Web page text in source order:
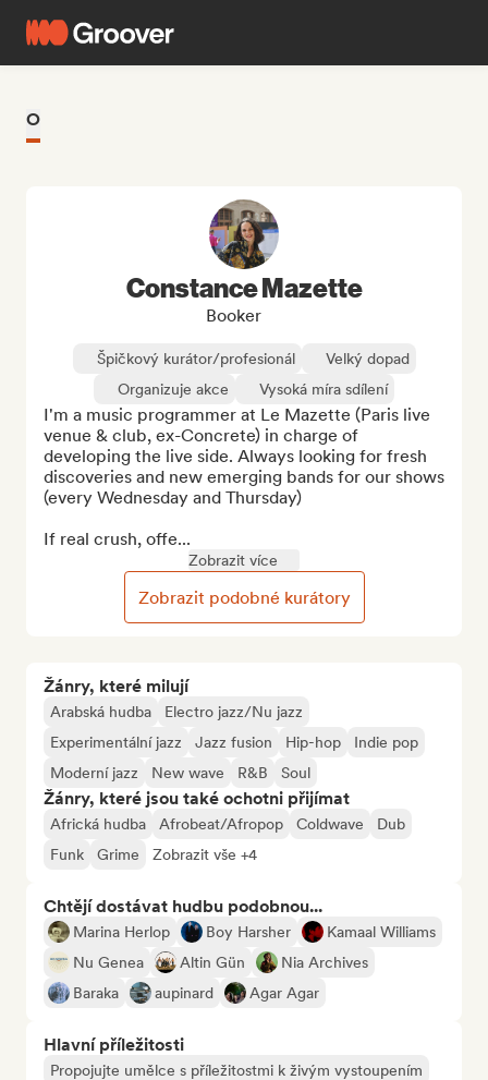
O
Žánry, které milují
Arabská hudba
Electro jazz/Nu jazz
Experimentální jazz
Jazz fusion Hip-hop
Indie pop
Moderní jazz
New wave R&B Soul
Žánry, které jsou také ochotni přijímat
Africká hudba Afrobeat/Afropop Coldwave
Dub
Funk
Grime Zobrazit vše +4
Chtějí dostávat hudbu podobnou...
Marina Herlop Boy Harsher
Kamaal Williams
Nu Genea
Altin Gün
Nia Archives
Baraka
aupinard Agar Agar
Hlavní příležitosti
Propojujte umělce s příležitostmi k živým vystoupením
Constance Mazette
Booker
Špičkový kurátor/profesionál
Velký dopad
Organizuje akce
Vysoká míra sdílení
I'm a music programmer at Le Mazette (Paris live
venue & club, ex-Concrete) in charge of
developing the live side. Always looking for fresh
discoveries and new emerging bands for our shows
(every Wednesday and Thursday)
If real crush, offe...
Zobrazit více
Zobrazit podobné kurátory